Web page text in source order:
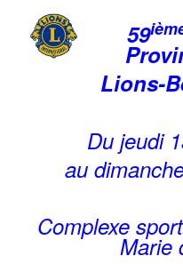
59
Lions-
Du jeudi
au
Complexe
Marie